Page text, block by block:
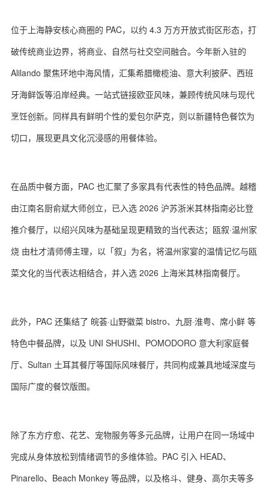
位于上海静安核心商圈的 PAC，以约 4.3 万方开放式街区形态，打
破传统商业边界，将商业、自然与社交空间融合。今年新入驻的
Alilando 聚焦环地中海风情，汇集希腊橄榄油、意大利披萨、西班
牙海鲜饭等沿岸经典。一站式链接欧亚风味，兼顾传统风味与现代
烹饪创新。同样具有鲜明个性的爱包尔萨克，则以新疆特色餐饮为
切口，展现更具文化沉浸感的用餐体验。
在品质中餐方面，PAC 也汇聚了多家具有代表性的特色品牌。越稽
由江南名厨俞斌大师创立，已入选 2026 沪苏浙米其林指南必比登
推介餐厅，以绍兴风味为基础呈现更精致的当代表达；瓯叙·温州家
烧 由杜才清师傅主理，以「叙」为名，将温州家宴的温情记忆与瓯
菜文化的当代表达相结合，并入选 2026 上海米其林指南餐厅。
此外，PAC 还集结了 皖荟·山野徽菜 bistro、九厨·淮粤、席小鲜 等
特色中餐品牌，以及 UNI SHUSHI、POMODORO 意大利家庭餐
厅、Sultan 土耳其餐厅等国际风味餐厅，共同构成兼具地域深度与
国际广度的餐饮版图。
除了东方疗愈、花艺、宠物服务等多元品牌，让用户在同一场域中
完成从身体放松到情绪调节的多维体验。PAC 引入 HEAD、
Pinarello、Beach Monkey 等品牌，以及格斗、健身、高尔夫等多